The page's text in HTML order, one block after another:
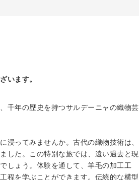
います。
千年の歴史を持つサルデーニャの織物芸
浸ってみませんか。古代の織物技術は、
した。この特別な旅では、遠い過去と現
しょう。体験を通して、羊毛の加工工
程を学ぶことができます。伝統的な横型